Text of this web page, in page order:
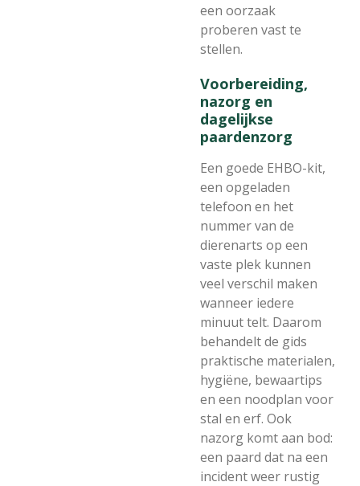
een oorzaak
proberen vast te
stellen.
Voorbereiding,
nazorg en
dagelijkse
paardenzorg
Een goede EHBO-kit,
een opgeladen
telefoon en het
nummer van de
dierenarts op een
vaste plek kunnen
veel verschil maken
wanneer iedere
minuut telt. Daarom
behandelt de gids
praktische materialen,
hygiëne, bewaartips
en een noodplan voor
stal en erf. Ook
nazorg komt aan bod:
een paard dat na een
incident weer rustig